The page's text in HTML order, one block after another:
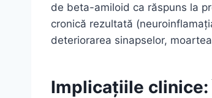
de beta-amiloid ca răspuns la
cronică rezultată
deteriorarea sinapselor,
Implicațiile clinice: